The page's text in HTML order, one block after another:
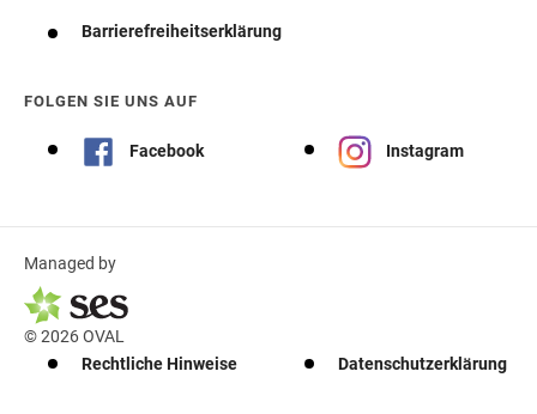
Barrierefreiheitserklärung
FOLGEN SIE UNS AUF
Facebook Instagram
Managed by
© 2026 OVAL
Rechtliche Hinweise
Datenschutzerklärung